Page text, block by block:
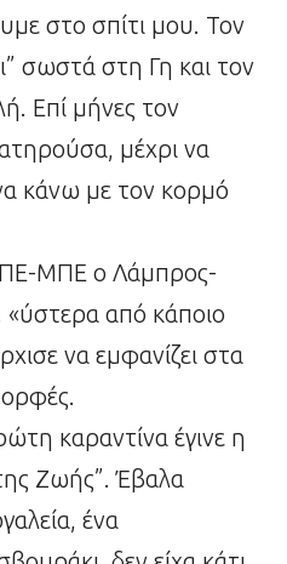
στο σπίτι μου. Τον
σωστά στη Γη και τον
Επί μήνες τον
μέχρι να
κάνω με τον κορμό
ΜΠΕ ο Λάμπρος-
«ύστερα από κάποιο
να εμφανίζει στα
καραντίνα έγινε η
Ζωής”. Έβαλα
ένα